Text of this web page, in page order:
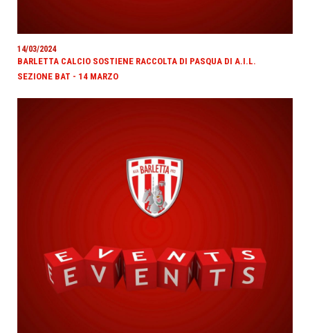
14/03/2024
BARLETTA CALCIO SOSTIENE RACCOLTA DI PASQUA DI A.I.L.
SEZIONE BAT - 14 MARZO